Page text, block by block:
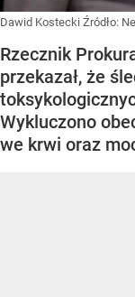
Dawid Kostecki Źródło:
Rzecznik
przekazał, że
Wykluczono
we krwi oraz